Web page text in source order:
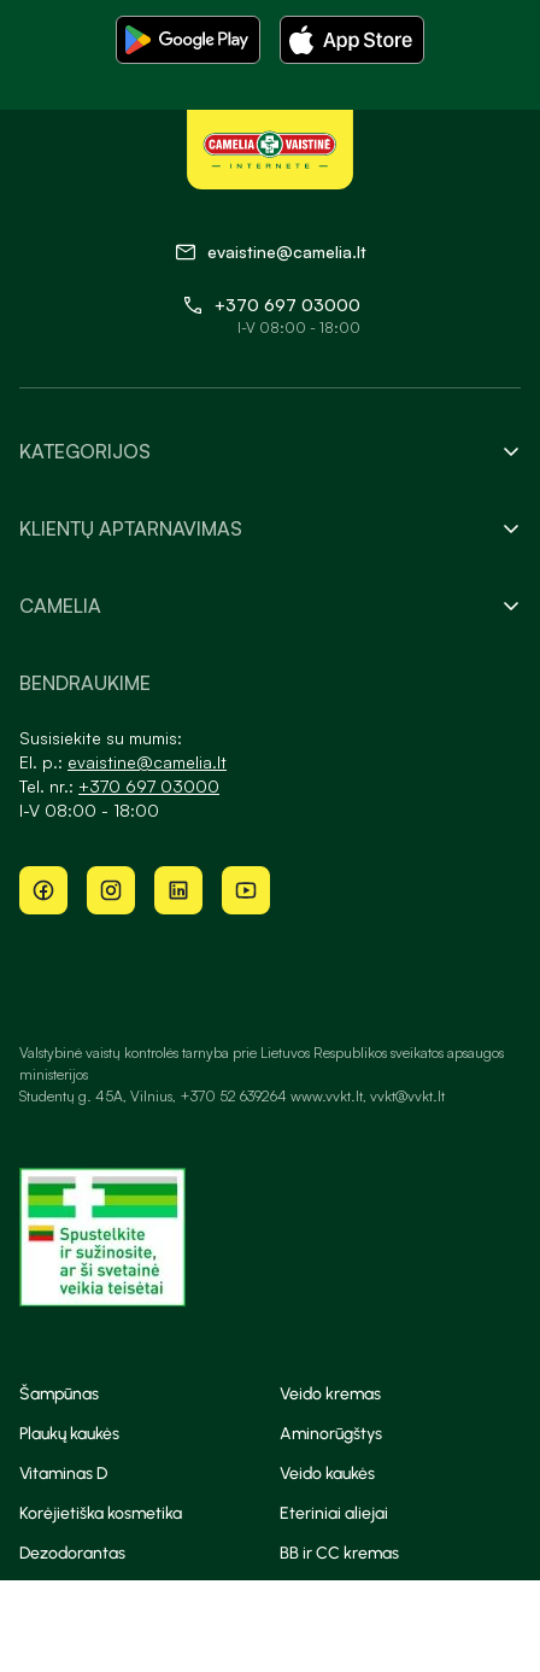
evaistine@camelia.lt
+370 697 03000
I-V 08:00 - 18:00
KATEGORIJOS
KLIENTŲ APTARNAVIMAS
CAMELIA
BENDRAUKIME
Susisiekite su mumis:
El. p.: evaistine@camelia.lt
Tel. nr.: +370 697 03000
I-V 08:00 - 18:00
Valstybinė vaistų kontrolės tarnyba prie Lietuvos Respublikos sveikatos apsaugos
ministerijos
Studentų g. 45A, Vilnius, +370 52 639264 www.vvkt.lt, vvkt@vvkt.lt
Šampūnas
Veido kremas
Plaukų kaukės
Aminorūgštys
Vitaminas D
Veido kaukės
Korėjietiška kosmetika
Eteriniai aliejai
Dezodorantas
BB ir CC kremas